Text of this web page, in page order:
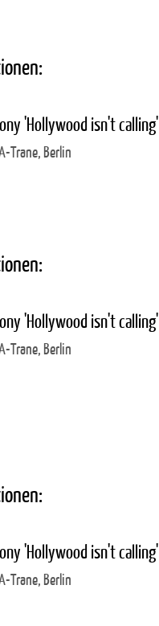
'Hollywood isn't calling'
Trane, Berlin
'Hollywood isn't calling'
Trane, Berlin
'Hollywood isn't calling'
Trane, Berlin